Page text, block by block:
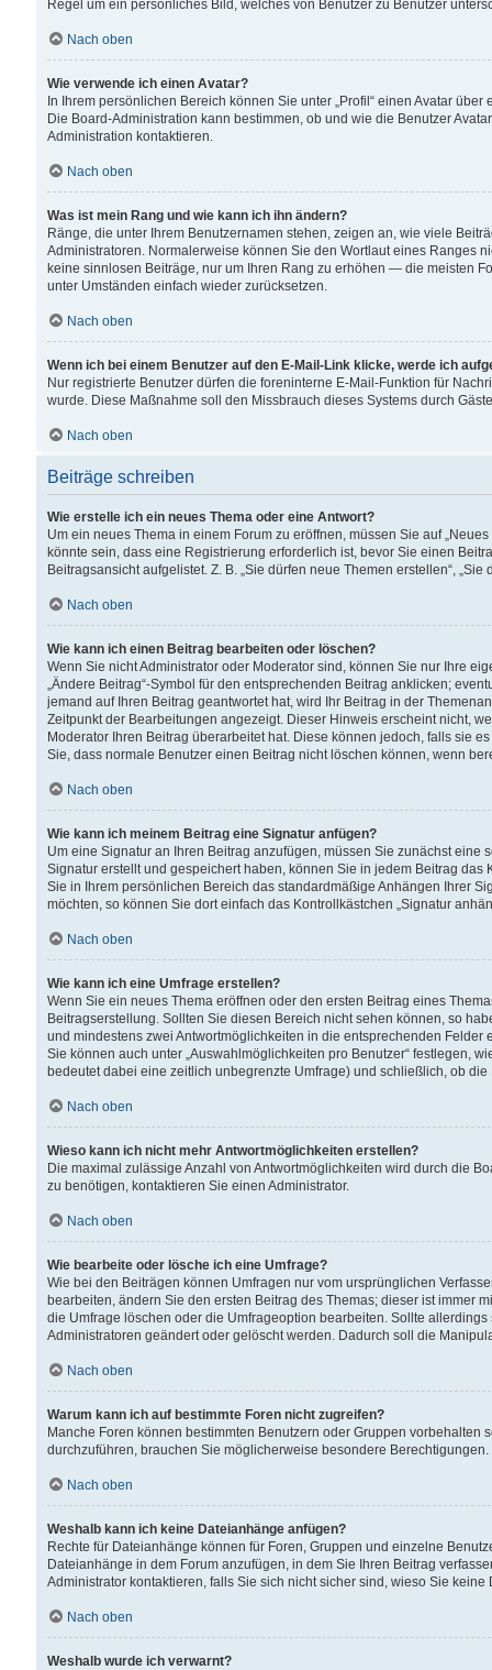
Regel um ein persönliches Bild, welches von Benutzer zu Benutzer
Nach oben
Wie verwende ich einen Avatar?
In Ihrem persönlichen Bereich können Sie unter „Profil“ einen Avatar
Die Board-Administration kann bestimmen, ob und wie die Benutzer
Administration kontaktieren.
Nach oben
Was ist mein Rang und wie kann ich ihn ändern?
Ränge, die unter Ihrem Benutzernamen stehen, zeigen an, wie viele
Administratoren. Normalerweise können Sie den Wortlaut eines Ranges
keine sinnlosen Beiträge, nur um Ihren Rang zu erhöhen — die meisten
unter Umständen einfach wieder zurücksetzen.
Nach oben
Wenn ich bei einem Benutzer auf den E-Mail-Link klicke, werde ich
Nur registrierte Benutzer dürfen die foreninterne E-Mail-Funktion für
wurde. Diese Maßnahme soll den Missbrauch dieses Systems durch
Nach oben
Beiträge schreiben
Wie erstelle ich ein neues Thema oder eine Antwort?
Um ein neues Thema in einem Forum zu eröffnen, müssen Sie auf
könnte sein, dass eine Registrierung erforderlich ist, bevor Sie einen
Beitragsansicht aufgelistet. Z. B. „Sie dürfen neue Themen erstellen“,
Nach oben
Wie kann ich einen Beitrag bearbeiten oder löschen?
Wenn Sie nicht Administrator oder Moderator sind, können Sie nur Ihre
„Ändere Beitrag“-Symbol für den entsprechenden Beitrag anklicken;
jemand auf Ihren Beitrag geantwortet hat, wird Ihr Beitrag in der
Zeitpunkt der Bearbeitungen angezeigt. Dieser Hinweis erscheint nicht,
Moderator Ihren Beitrag überarbeitet hat. Diese können jedoch, falls sie
Sie, dass normale Benutzer einen Beitrag nicht löschen können, wenn
Nach oben
Wie kann ich meinem Beitrag eine Signatur anfügen?
Um eine Signatur an Ihren Beitrag anzufügen, müssen Sie zunächst
Signatur erstellt und gespeichert haben, können Sie in jedem Beitrag
Sie in Ihrem persönlichen Bereich das standardmäßige Anhängen Ihrer
möchten, so können Sie dort einfach das Kontrollkästchen „Signatur
Nach oben
Wie kann ich eine Umfrage erstellen?
Wenn Sie ein neues Thema eröffnen oder den ersten Beitrag eines
Beitragserstellung. Sollten Sie diesen Bereich nicht sehen können, so
und mindestens zwei Antwortmöglichkeiten in die entsprechenden
Sie können auch unter „Auswahlmöglichkeiten pro Benutzer“ festlegen,
bedeutet dabei eine zeitlich unbegrenzte Umfrage) und schließlich, ob
Nach oben
Wieso kann ich nicht mehr Antwortmöglichkeiten erstellen?
Die maximal zulässige Anzahl von Antwortmöglichkeiten wird durch die
zu benötigen, kontaktieren Sie einen Administrator.
Nach oben
Wie bearbeite oder lösche ich eine Umfrage?
Wie bei den Beiträgen können Umfragen nur vom ursprünglichen
bearbeiten, ändern Sie den ersten Beitrag des Themas; dieser ist immer
die Umfrage löschen oder die Umfrageoption bearbeiten. Sollte
Administratoren geändert oder gelöscht werden. Dadurch soll die
Nach oben
Warum kann ich auf bestimmte Foren nicht zugreifen?
Manche Foren können bestimmten Benutzern oder Gruppen
durchzuführen, brauchen Sie möglicherweise besondere
Nach oben
Weshalb kann ich keine Dateianhänge anfügen?
Rechte für Dateianhänge können für Foren, Gruppen und einzelne
Dateianhänge in dem Forum anzufügen, in dem Sie Ihren Beitrag
Administrator kontaktieren, falls Sie sich nicht sicher sind, wieso Sie
Nach oben
Weshalb wurde ich verwarnt?